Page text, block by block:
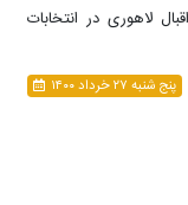
لاهوری در انتخابات
پنج شنبه ۲۷ خرداد ۱۴۰۰